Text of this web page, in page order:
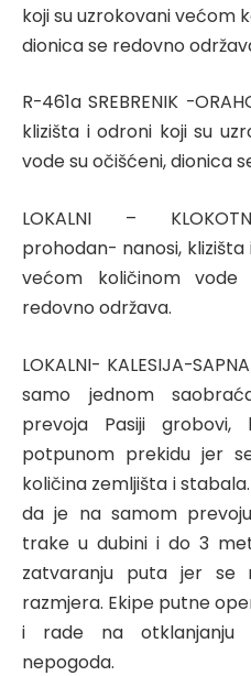
koji su uzrokovani većom
dionica se redovno
R-461a SREBRENIK -
klizišta i odroni koji su
vode su očišćeni, dionica
LOKALNI –
prohodan- nanosi,
većom količinom
redovno održava.
LOKALNI- KALESIJA-
samo jednom
prevoja Pasiji
potpunom prekidu jer
količina zemljišta i
da je na samom
trake u dubini i do 3
zatvaranju puta jer se
razmjera. Ekipe putne
i rade na otklanjanju
nepogoda.